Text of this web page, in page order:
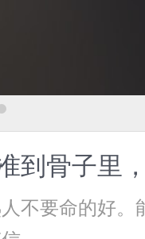
到骨子里
不要命的好